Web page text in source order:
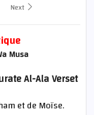
Next
Musa
Al-Ala Verset
et de Moïse.